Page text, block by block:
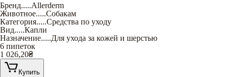
Бренд.....Allerderm
Животное.....Собакам
Категория.....Средства по уходу
Вид.....Капли
Назначение.....Для ухода за кожей и шерстью
6 пипеток
1 026,20₴
Купить